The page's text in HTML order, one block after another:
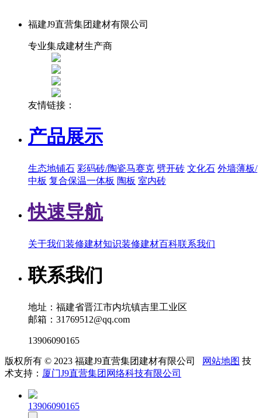
福建J9直营集团建材有限公司
专业集成建材生产商
友情链接：
产品展示
生态地铺石 彩码砖/陶瓷马赛克 劈开砖 文化石 外墙薄板/
中板 复合保温一体板 陶板 室内砖
快速导航
关于我们装修建材知识装修建材百科联系我们
联系我们
地址：福建省晋江市内坑镇吉里工业区
邮箱：31769512@qq.com
13906090165
版权所有 © 2023 福建J9直营集团建材有限公司 网站地图 技
术支持： 厦门J9直营集团网络科技有限公司
13906090165